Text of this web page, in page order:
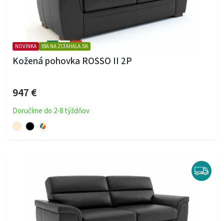
NOVINKA IBA NA ZLTAHALA.SK
Kožená pohovka ROSSO II 2P
947 €
Doručíme do 2-8 týždňov